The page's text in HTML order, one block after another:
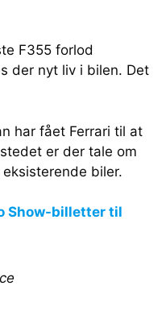
F355 forlod
der nyt liv i bilen. Det
har fået Ferrari til at
er der tale om
biler.
Show-billetter til